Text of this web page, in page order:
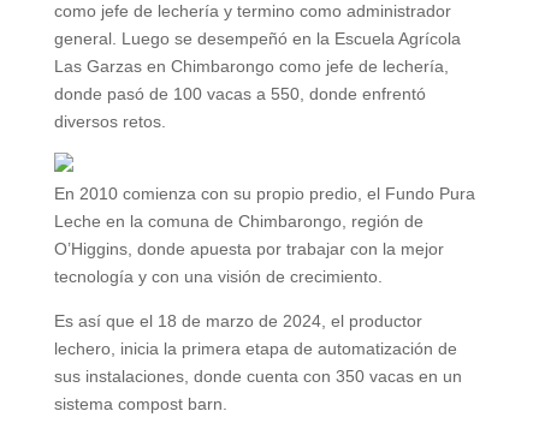
como jefe de lechería y termino como administrador
general. Luego se desempeñó en la Escuela Agrícola
Las Garzas en Chimbarongo como jefe de lechería,
donde pasó de 100 vacas a 550, donde enfrentó
diversos retos.
En 2010 comienza con su propio predio, el Fundo Pura
Leche en la comuna de Chimbarongo, región de
O’Higgins, donde apuesta por trabajar con la mejor
tecnología y con una visión de crecimiento.
Es así que el 18 de marzo de 2024, el productor
lechero, inicia la primera etapa de automatización de
sus instalaciones, donde cuenta con 350 vacas en un
sistema compost barn.